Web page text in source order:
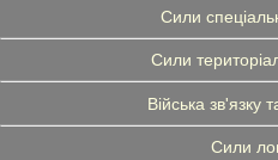
Сили
Сили
Війська зв'язку
Сили